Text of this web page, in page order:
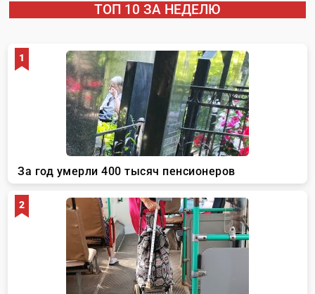
ТОП 10 ЗА НЕДЕЛЮ